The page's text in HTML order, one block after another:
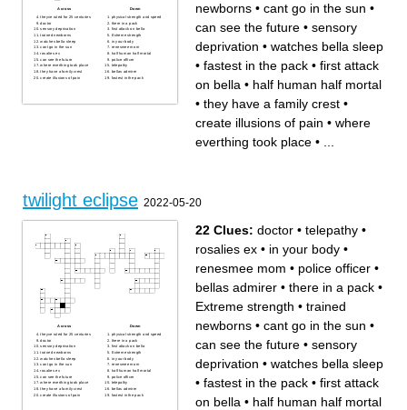
Across
theyve ruled for 25 centuries
doctor
sensory deprivation
trained newborns
watches bella sleep
cant go in the sun
rosalies ex
can see the future
where everthing took place
they have a family crest
create illusions of pain
Down
physical strength and speed
there in a pack
first attack on bella
Extreme strength
in your body
renesmee mom
half human half mortal
police officer
telepathy
bellas admirer
fastest in the pack
newborns • cant go in the sun •
can see the future • sensory
deprivation • watches bella sleep
• fastest in the pack • first attack
on bella • half human half mortal
• they have a family crest •
create illusions of pain • where
everthing took place •
twilight eclipse 2022-05-20
Across
theyve ruled for 25 centuries
doctor
sensory deprivation
trained newborns
watches bella sleep
cant go in the sun
rosalies ex
can see the future
where everthing took place
they have a family crest
create illusions of pain
Down
physical strength and speed
there in a pack
first attack on bella
Extreme strength
in your body
renesmee mom
half human half mortal
police officer
telepathy
bellas admirer
fastest in the pack
22 Clues: doctor • telepathy •
rosalies ex • in your body •
renesmee mom • police officer •
bellas admirer • there in a pack •
Extreme strength • trained
newborns • cant go in the sun •
can see the future • sensory
deprivation • watches bella sleep
• fastest in the pack • first attack
on bella • half human half mortal